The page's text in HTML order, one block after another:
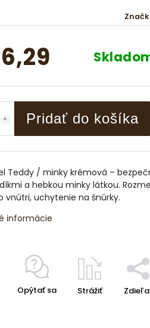
Pridať do košíka
Teddy / minky krémová –
a hebkou minky látkou.
vnútri, uchytenie na šnúrky.
informácie
Opýtať sa Strážiť